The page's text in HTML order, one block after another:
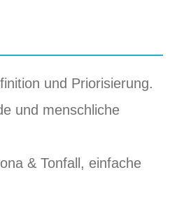
und Priorisierung.
und menschliche
& Tonfall, einfache